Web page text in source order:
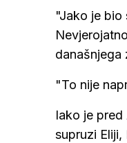
"Jako je bio
današnjega
"To nije
Iako je
supruzi